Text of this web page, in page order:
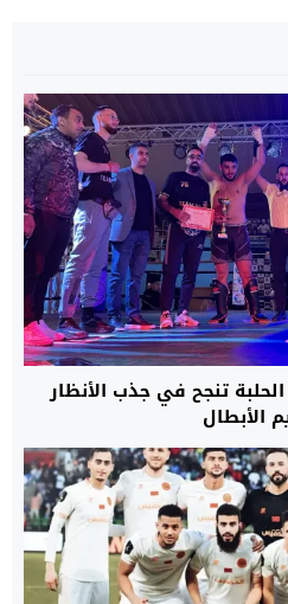
تنجح في جذب الأنظار
الأبطال